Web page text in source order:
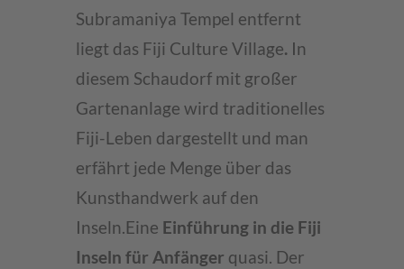
Subramaniya Tempel entfernt
liegt das Fiji Culture Village. In
diesem Schaudorf mit großer
Gartenanlage wird traditionelles
Fiji-Leben dargestellt und man
erfährt jede Menge über das
Kunsthandwerk auf den
Inseln.Eine Einführung in die Fiji
Inseln für Anfänger quasi. Der